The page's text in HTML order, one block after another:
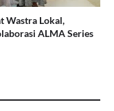
Wastra Lokal,
ALMA Series